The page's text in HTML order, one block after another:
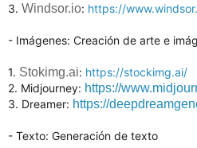
3. Windsor.io: https://
- Imágenes: Creación de arte e
1. Stokimg.ai: https://stockimg.ai/
2. Midjourney: https://
3. Dreamer: https://
- Texto: Generación de texto